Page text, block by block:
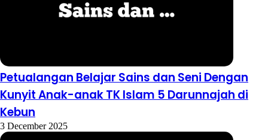
Petualangan Belajar Sains dan Seni Dengan
Kunyit Anak-anak TK Islam 5 Darunnajah di
Kebun
3 December 2025